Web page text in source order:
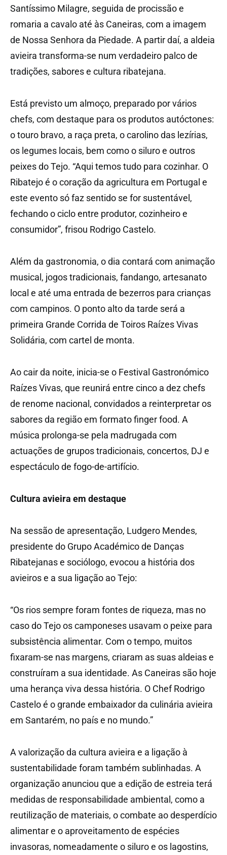
Santíssimo Milagre, seguida de procissão e
romaria a cavalo até às Caneiras, com a imagem
de Nossa Senhora da Piedade. A partir daí, a aldeia
avieira transforma-se num verdadeiro palco de
tradições, sabores e cultura ribatejana.
Está previsto um almoço, preparado por vários
chefs, com destaque para os produtos autóctones:
o touro bravo, a raça preta, o carolino das lezírias,
os legumes locais, bem como o siluro e outros
peixes do Tejo. “Aqui temos tudo para cozinhar. O
Ribatejo é o coração da agricultura em Portugal e
este evento só faz sentido se for sustentável,
fechando o ciclo entre produtor, cozinheiro e
consumidor”, frisou Rodrigo Castelo.
Além da gastronomia, o dia contará com animação
musical, jogos tradicionais, fandango, artesanato
local e até uma entrada de bezerros para crianças
com campinos. O ponto alto da tarde será a
primeira Grande Corrida de Toiros Raízes Vivas
Solidária, com cartel de monta.
Ao cair da noite, inicia-se o Festival Gastronómico
Raízes Vivas, que reunirá entre cinco a dez chefs
de renome nacional, convidados a reinterpretar os
sabores da região em formato finger food. A
música prolonga-se pela madrugada com
actuações de grupos tradicionais, concertos, DJ e
espectáculo de fogo-de-artifício.
Cultura avieira em destaque
Na sessão de apresentação, Ludgero Mendes,
presidente do Grupo Académico de Danças
Ribatejanas e sociólogo, evocou a história dos
avieiros e a sua ligação ao Tejo:
“Os rios sempre foram fontes de riqueza, mas no
caso do Tejo os camponeses usavam o peixe para
subsistência alimentar. Com o tempo, muitos
fixaram-se nas margens, criaram as suas aldeias e
construíram a sua identidade. As Caneiras são hoje
uma herança viva dessa história. O Chef Rodrigo
Castelo é o grande embaixador da culinária avieira
em Santarém, no país e no mundo.”
A valorização da cultura avieira e a ligação à
sustentabilidade foram também sublinhadas. A
organização anunciou que a edição de estreia terá
medidas de responsabilidade ambiental, como a
reutilização de materiais, o combate ao desperdício
alimentar e o aproveitamento de espécies
invasoras, nomeadamente o siluro e os lagostins,